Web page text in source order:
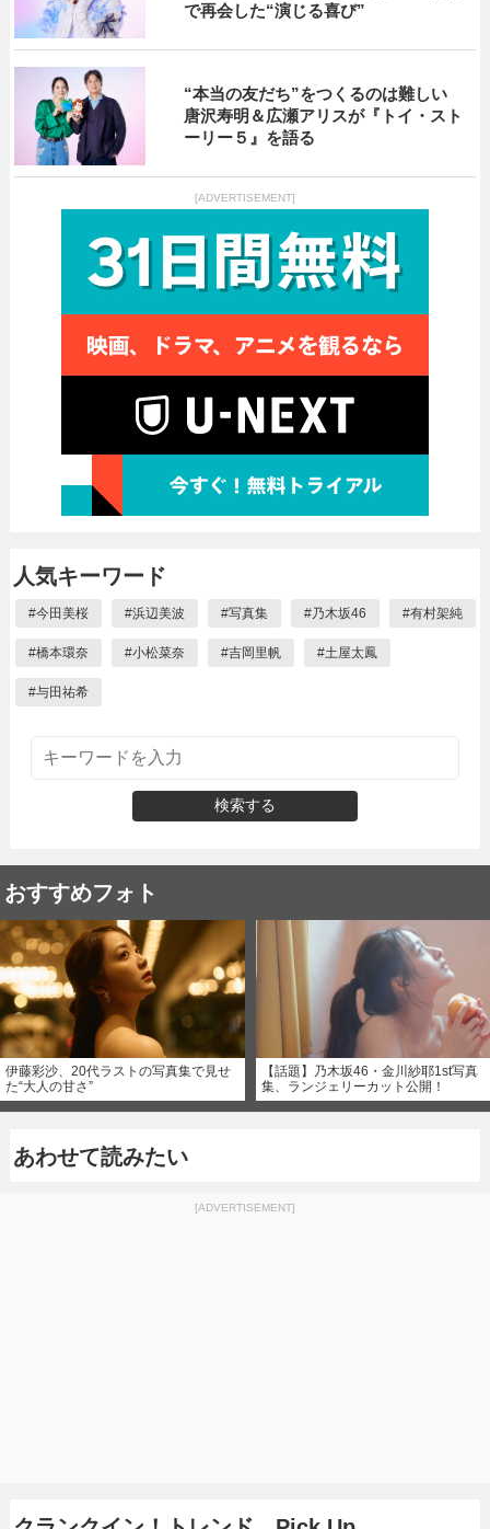
で再会した“演じる喜び”
“本当の友だち”をつくるのは難しい
唐沢寿明＆広瀬アリスが『トイ・スト
ーリー５』を語る
[ADVERTISEMENT]
人気キーワード
#今田美桜 #浜辺美波 #写真集 #乃木坂46 #有村架純
#橋本環奈 #小松菜奈 #吉岡里帆 #土屋太鳳
#与田祐希
検索する
おすすめフォト
伊藤彩沙、20代ラストの写真集で見せ
た“大人の甘さ”
【話題】乃木坂46・金川紗耶1st写真
集、ランジェリーカット公開！
あわせて読みたい
[ADVERTISEMENT]